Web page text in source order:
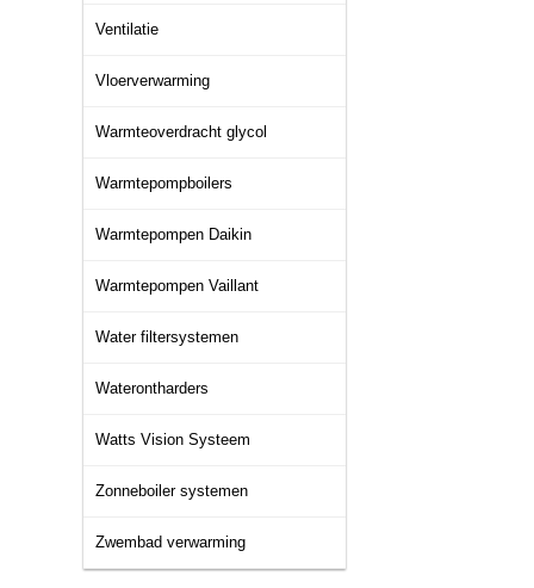
Ventilatie
Vloerverwarming
Warmteoverdracht glycol
Warmtepompboilers
Warmtepompen Daikin
Warmtepompen Vaillant
Water filtersystemen
Waterontharders
Watts Vision Systeem
Zonneboiler systemen
Zwembad verwarming